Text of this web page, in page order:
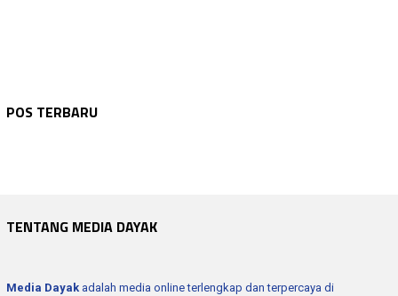
POS TERBARU
BMP Ajak Masyarakat Perkuat Nasionalisme…
Kenaikan Status Kejadian Fatal MBG Jadi …
NASIONAL Agustus 7, 2026
Jelang HUT RI, CNG 3 Kg Masuki Uji Akhir…
NASIONAL Agustus 7, 2026
BARITO UTARA
TENTANG MEDIA DAYAK
Media Dayak adalah media online terlengkap dan terpercaya di